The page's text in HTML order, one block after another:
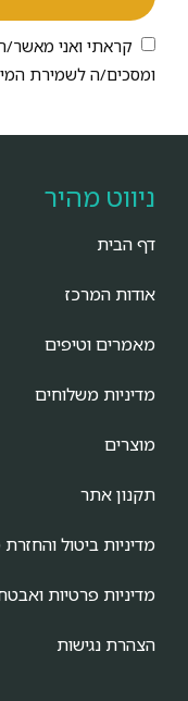
קראתי ואני
ומסכים/ה לשמירת
ניווט מהיר
דף הבית
אודות המרכז
מאמרים וטיפים
מדיניות משלוחים
מוצרים
תקנון אתר
מדיניות ביטול
מדיניות פרטיות
הצהרת נגישות